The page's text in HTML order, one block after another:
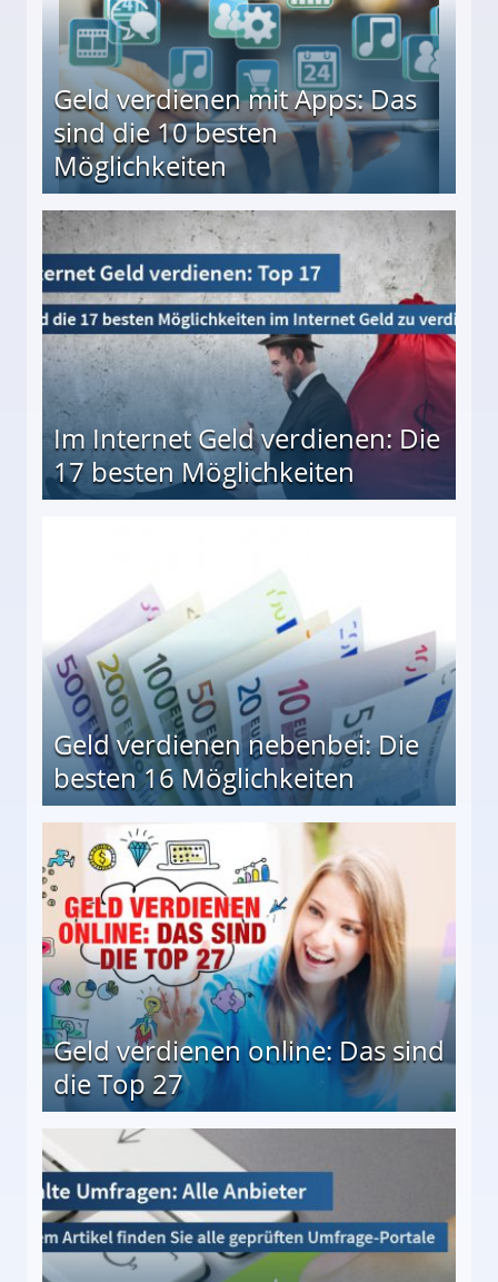
Geld verdienen mit Apps: Das
sind die 10 besten
Möglichkeiten
besten Möglichkeiten
Im Internet Geld verdienen: Die
17 besten Möglichkeiten
Geld verdienen nebenbei: Die
besten 16 Möglichkeiten
Geld verdienen online: Das sind
die Top 27